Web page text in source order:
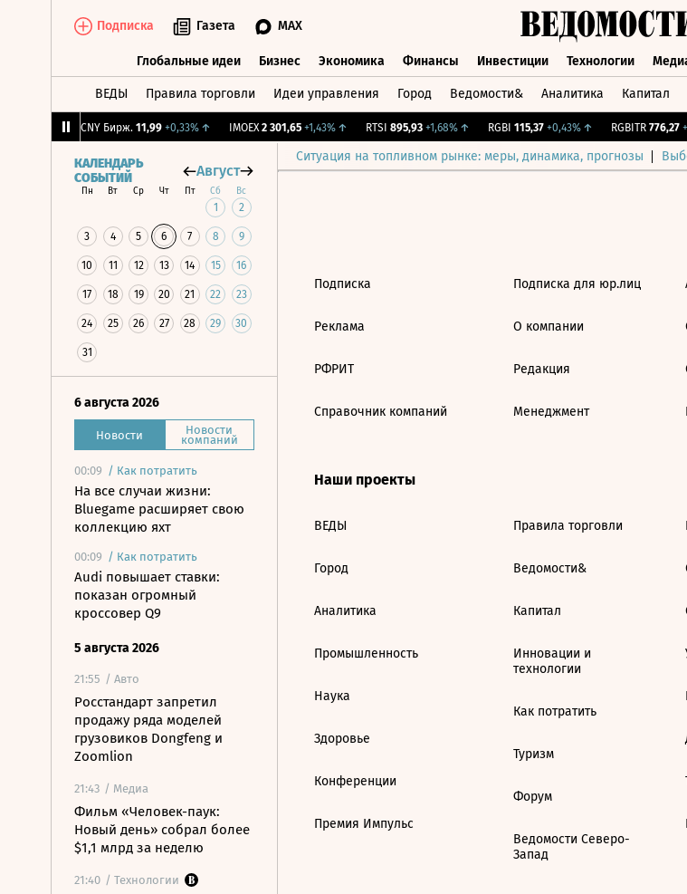
Подписка Газета MAX
Глобальные идеи Бизнес Экономика Финансы Инвестиции Технологии
ВЕДЫ Правила торговли Идеи управления Город Ведомости& Аналитика Капитал
CNY Бирж. 11,99 +0,33%↑ IMOEX 2 301,65 +1,43%↑ RTSI 895,93 +1,68%↑ RGBI 115,37 +0,43%↑ RGBITR 776,27
Ситуация на топливном рынке: меры, динамика, прогнозы
КАЛЕНДАРЬ
СОБЫТИЙ
Август
Пн Вт Ср Чт Пт Сб Вс
1 2
3 4 5 6 7 8 9
10 11 12 13 14 15 16
17 18 19 20 21 22 23
24 25 26 27 28 29 30
31
6 августа 2026
Новости Новости
компаний
00:09 / Как потратить
На все случаи жизни:
Bluegame расширяет свою
коллекцию яхт
00:09 / Как потратить
Audi повышает ставки:
показан огромный
кроссовер Q9
5 августа 2026
21:55 / Авто
Росстандарт запретил
продажу ряда моделей
грузовиков Dongfeng и
Zoomlion
21:43 / Медиа
Фильм «Человек-паук:
Новый день» собрал более
$1,1 млрд за неделю
21:40 / Технологии
Подписка
Реклама
РФРИТ
Справочник компаний
Подписка для юр.лиц
О компании
Редакция
Менеджмент
Наши проекты
ВЕДЫ
Город
Аналитика
Промышленность
Наука
Здоровье
Конференции
Премия Импульс
Правила торговли
Ведомости&
Капитал
Инновации и
технологии
Как потратить
Туризм
Форум
Ведомости Северо-
Запад